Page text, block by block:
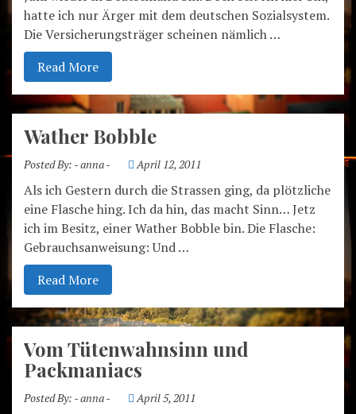
anna – crossing boarders
hatte ich nur Ärger mit dem deutschen Sozialsystem.
Die Versicherungsträger scheinen nämlich …
Read More
Wather Bobble
Posted By: - anna - April 12, 2011
Als ich Gestern durch die Strassen ging, da plötzliche
eine Flasche hing. Ich da hin, das macht Sinn… Jetz
ich im Besitz, einer Wather Bobble bin. Die Flasche:
Gebrauchsanweisung: Und …
Read More
Vom Tütenwahnsinn und
Packmaniacs
Posted By: - anna - April 5, 2011